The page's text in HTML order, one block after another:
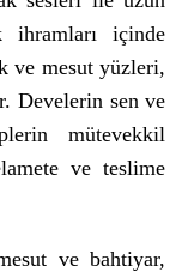
içinde
ve mesut yüzleri,
Develerin sen ve
mütevekkil
ve teslime
ve bahtiyar,